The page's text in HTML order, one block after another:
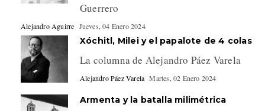
Guerrero
Alejandro Aguirre Jueves, 04 Enero 2024
Xóchitl, Milei y el papalote de 4 colas
La columna de Alejandro Páez Varela
Alejandro Páez Varela Martes, 02 Enero 2024
Armenta y la batalla milimétrica